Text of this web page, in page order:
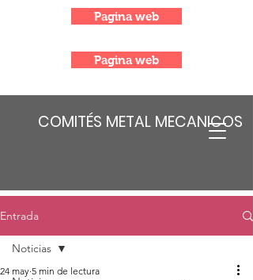
COMITÉS METAL MECANICOS
Pagina web
Pagina web
Entrada
Noticias
24 may 5 min de lectura